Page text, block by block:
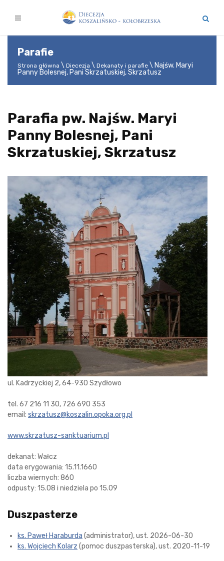
Parafie
Strona główna Diecezja Dekanaty i parafie
Najśw. Maryi
Panny Bolesnej, Pani Skrzatuskiej, Skrzatusz
Parafia pw. Najśw. Maryi
Panny Bolesnej, Pani
Skrzatuskiej, Skrzatusz
ul. Kadrzyckiej 2, 64-930 Szydłowo
tel. 67 216 11 30, 726 690 353
email: skrzatusz@koszalin.opoka.org.pl
www.skrzatusz-sanktuarium.pl
dekanat: Wałcz
data erygowania: 15.11.1660
liczba wiernych: 860
odpusty: 15.08 i niedziela po 15.09
Duszpasterze
ks. Paweł Haraburda (administrator), ust. 2026-06-30
ks. Wojciech Kolarz (pomoc duszpasterska), ust. 2020-11-19